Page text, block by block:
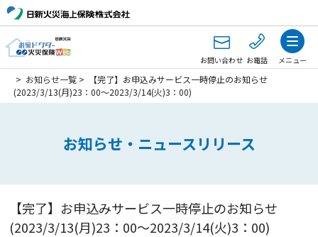
お問い合わせ お電話 メニュー
> お知らせ一覧 >
【完了】お申込みサービス一時停止のお知らせ
(2023/3/13(月)23：00～2023/3/14(火)3：00)
お知らせ・ニュースリリース
【完了】お申込みサービス一時停止のお知らせ
(2023/3/13(月)23：00～2023/3/14(火)3：00)